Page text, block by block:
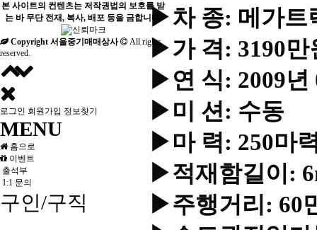
▶차 종: 메가트
▶가 격: 3190만
▶연 식: 2009년
▶미 션: 수동
▶마 력: 250마
▶적재함길이:
▶주행거리: 60
본 사이트의 컨텐츠는 저작권법의 보호를 받
는 바 무단 전재, 복사, 배포 등을 금합니다.
Copyright 서울중기매매상사
All rights
reserved.
로그인 회원가입 정보찾기
MENU
홈으로
이벤트
출석부
1:1 문의
구인/구직